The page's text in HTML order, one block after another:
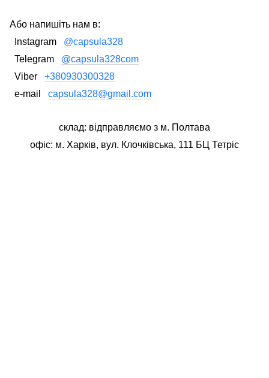
Або напишіть нам в:
Instagram @capsula328
Telegram @capsula328com
Viber +380930300328
e-mail capsula328@gmail.com
склад: відправляємо з м. Полтава
офіс: м. Харків, вул. Клочківська, 111 БЦ Тетріс